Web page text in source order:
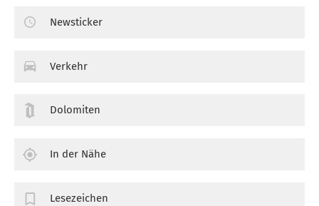
Newsticker
Verkehr
Dolomiten
In der Nähe
Lesezeichen